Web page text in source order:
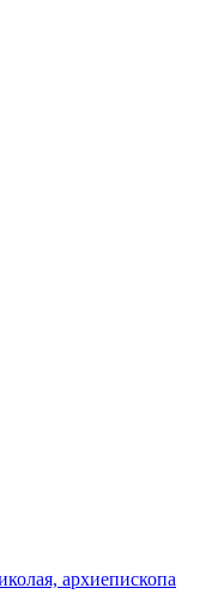
архиепископа